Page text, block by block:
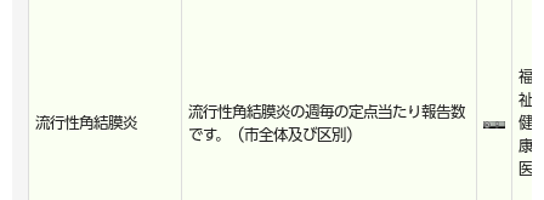
流行性角結膜炎
流行性角結膜炎の週毎の定点当たり報告数
です。（市全体及び区別）
福
祉
健
康
医